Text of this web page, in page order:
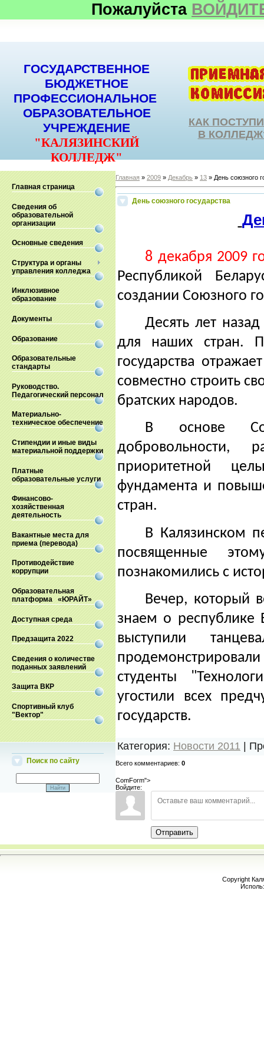
Пожалуйста
ГОСУДАРСТВЕННОЕ
БЮДЖЕТНОЕ
ПРОФЕССИОНАЛЬНОЕ
ОБРАЗОВАТЕЛЬНОЕ
УЧРЕЖДЕНИЕ
"КАЛЯЗИНСКИЙ
КОЛЛЕДЖ"
КАК
В
Главная страница
Сведения об
образовательной
организации
Основные сведения
Структура и органы
управления колледжа
Инклюзивное
образование
Документы
Образование
Образовательные
стандарты
Руководство.
Педагогический персонал
Материально-
техническое обеспечение
Стипендии и иные виды
материальной поддержки
Платные
образовательные услуги
Финансово-
хозяйственная
деятельность
Вакантные места для
приема (перевода)
Противодействие
коррупции
Образовательная
платформа «ЮРАЙТ»
Доступная среда
Предзащита 2022
Сведения о количестве
поданных заявлений
Защита ВКР
Спортивный клуб
"Вектор"
Поиск по сайту
Главная » 2009 » Декабрь » 13 » День союзного
День союзного государства
8 декабря 2009
Республикой
создании Союзного
Десять лет
для наших стран.
государства
совместно строить
братских народов.
В основе
добровольности,
приоритетной
фундамента и
стран.
В Калязинском
посвященные
познакомились с
Вечер, который
знаем о республике
выступили
продемонстрировали
студенты
угостили всех
государств.
Категория: Новости 2011 |
Всего комментариев: 0
ComForm">
Войдите:
Отправить
Copyright